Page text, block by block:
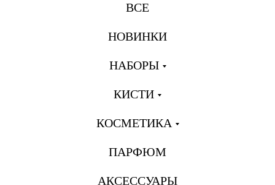
ВСЕ
НОВИНКИ
НАБОРЫ
КИСТИ
КОСМЕТИКА
ПАРФЮМ
АКСЕССУАРЫ